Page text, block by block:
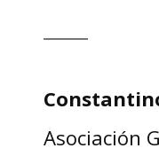
Asociación